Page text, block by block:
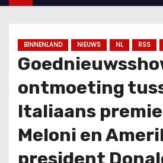
BINNENLAND NIEUWS NL RSS
ontmoeting
Italiaans
Meloni en